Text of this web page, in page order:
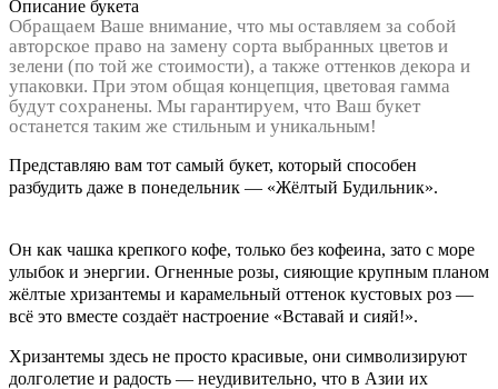
Описание букета
Обращаем Ваше внимание, что мы оставляем за собой
авторское право на замену сорта выбранных цветов и
зелени (по той же стоимости), а также оттенков декора и
упаковки. При этом общая концепция, цветовая гамма
будут сохранены. Мы гарантируем, что Ваш букет
останется таким же стильным и уникальным!
Представляю вам тот самый букет, который способен
разбудить даже в понедельник — «Жёлтый Будильник».
Он как чашка крепкого кофе, только без кофеина, зато с море
улыбок и энергии. Огненные розы, сияющие крупным планом
жёлтые хризантемы и карамельный оттенок кустовых роз —
всё это вместе создаёт настроение «Вставай и сияй!».
Хризантемы здесь не просто красивые, они символизируют
долголетие и радость — неудивительно, что в Азии их